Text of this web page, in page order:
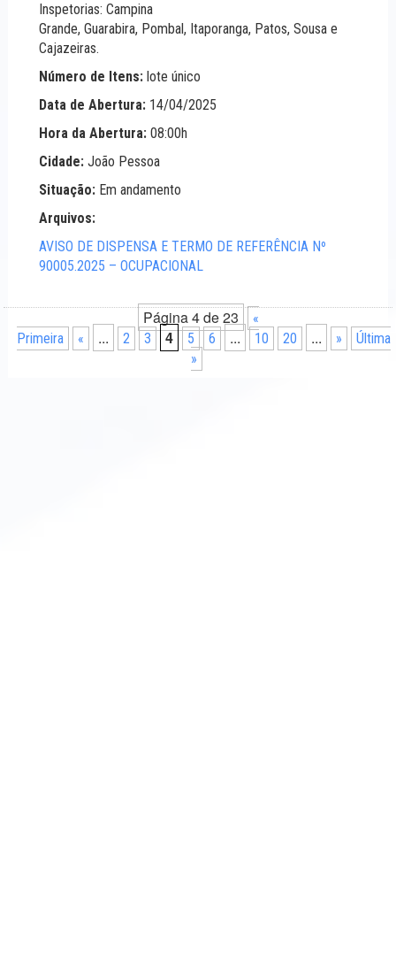
Inspetorias: Campina
Grande, Guarabira, Pombal, Itaporanga, Patos, Sousa e
Cajazeiras.
Número de Itens: lote único
Data de Abertura: 14/04/2025
Hora da Abertura: 08:00h
Cidade: João Pessoa
Situação: Em andamento
Arquivos:
AVISO DE DISPENSA E TERMO DE REFERÊNCIA Nº
90005.2025 – OCUPACIONAL
Página 4 de 23
«
Primeira
« ... 2 3 4 5 6 ... 10 20 ... »
Última
»